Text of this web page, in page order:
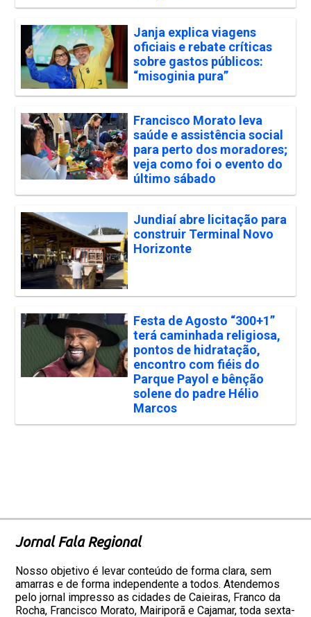
Janja explica viagens
oficiais e rebate críticas
sobre gastos públicos:
“misoginia pura”
Francisco Morato leva
saúde e assistência social
para perto dos moradores;
veja como foi o evento do
último sábado
Jundiaí abre licitação para
construir Terminal Novo
Horizonte
Festa de Agosto “300+1”
terá caminhada religiosa,
pontos de hidratação,
encontro com fiéis do
Parque Payol e bênção
solene do padre Hélio
Marcos
Jornal Fala Regional
Nosso objetivo é levar conteúdo de forma clara, sem
amarras e de forma independente a todos. Atendemos
pelo jornal impresso as cidades de Caieiras, Franco da
Rocha, Francisco Morato, Mairiporã e Cajamar, toda sexta-